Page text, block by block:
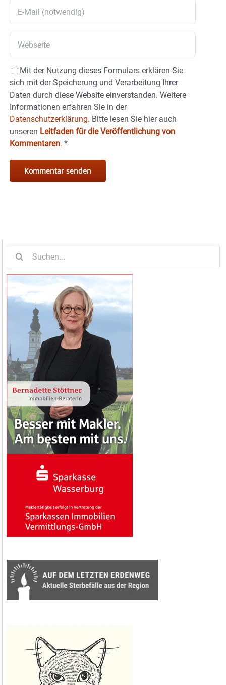
Mit der Nutzung dieses Formulars erklären Sie
sich mit der Speicherung und Verarbeitung Ihrer
Daten durch diese Website einverstanden. Weitere
Informationen erfahren Sie in der
Datenschutzerklärung. Bitte lesen Sie hier auch
unseren Leitfaden für die Veröffentlichung von
Kommentaren. *
nach: